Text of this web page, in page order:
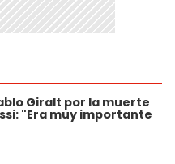
Giralt por la muerte
"Era muy importante